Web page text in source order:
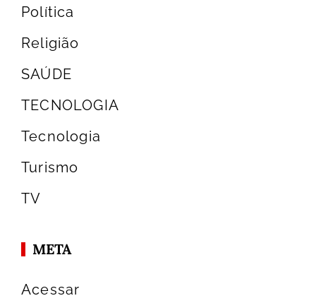
Política
Religião
SAÚDE
TECNOLOGIA
Tecnologia
Turismo
TV
META
Acessar